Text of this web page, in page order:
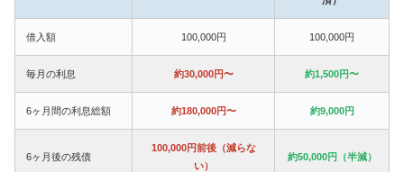
借入額 100,000円 100,000円
毎月の利息 約30,000円〜 約1,500円〜
6ヶ月間の利息総額 約180,000円〜 約9,000円
6ヶ月後の残債
100,000円前後（減らな
い）
約50,000円（半減）